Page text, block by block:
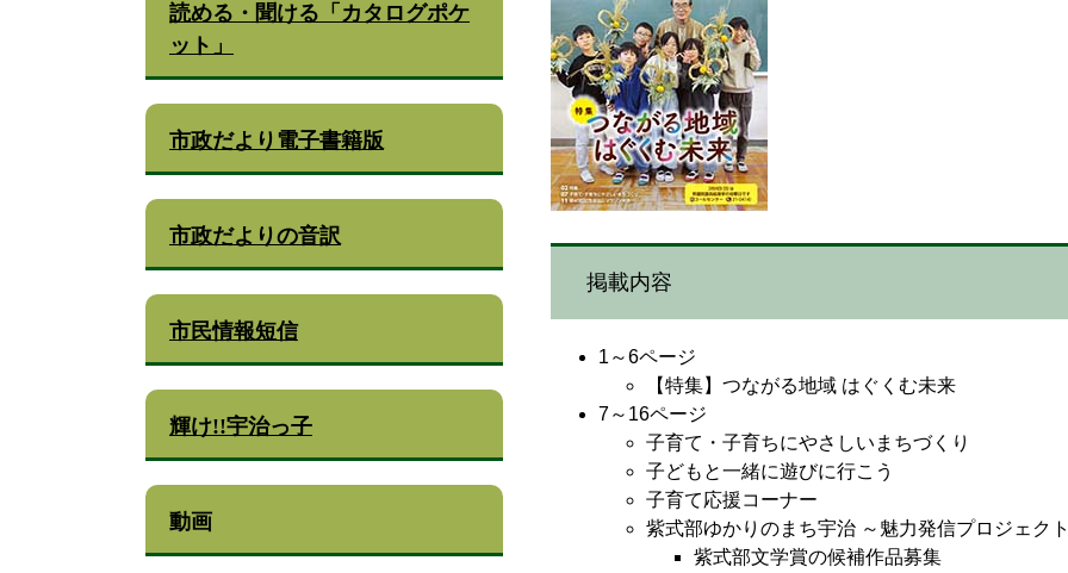
​掲載内容
1～6ページ
【特集】つながる地域 はぐくむ未来
7～16ページ
子育て・子育ちにやさしいまちづくり
子どもと一緒に遊びに行こう
子育て応援コーナー
紫式部ゆかりのまち宇治 ～魅力発信プロジェク
紫式部文学賞の候補作品募集
読める・聞ける「カタログポケ
ット」
市政だより電子書籍版
市政だよりの音訳
市民情報短信
輝け!!宇治っ子
動画